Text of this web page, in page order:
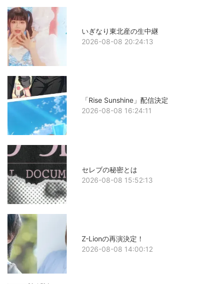
いぎなり東北産の生中継
2026-08-08 20:24:13
「Rise Sunshine」配信決定
2026-08-08 16:24:11
セレブの秘密とは
2026-08-08 15:52:13
Z-Lionの再演決定！
2026-08-08 14:00:12